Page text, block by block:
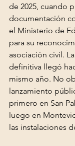
de 2025, cuando
documentación
el Ministerio de
para su
asociación civil.
definitiva llegó
mismo año. No
lanzamiento
primero en San
luego en
las instalaciones